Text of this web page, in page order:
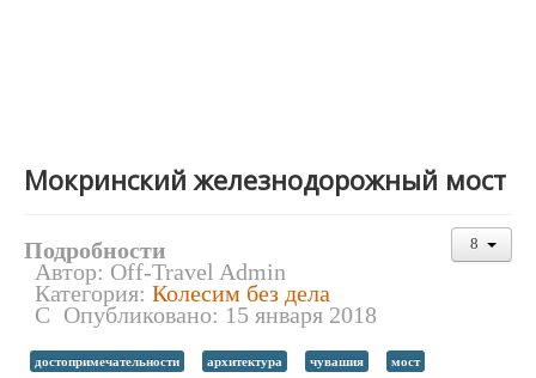
Мокринский железнодорожный мост
Подробности
Автор: Off-Travel Admin
Категория: Колесим без дела
Опубликовано: 15 января 2018
достопримечательности архитектура чувашия мост